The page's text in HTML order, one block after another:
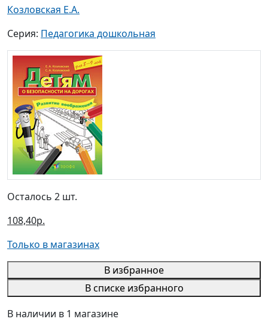
Козловская Е.А.
Серия: Педагогика дошкольная
Осталось 2 шт.
108,40р.
Только в магазинах
В избранное
В списке избранного
В наличии в 1 магазине